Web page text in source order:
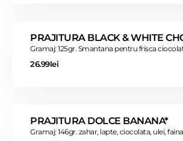
PRAJITURA BLACK & WHITE
Gramaj: 125gr. Smantana pentru frisca
26.99lei
PRAJITURA DOLCE BANANA*
Gramaj: 146gr. zahar, lapte, ciocolata, ulei,